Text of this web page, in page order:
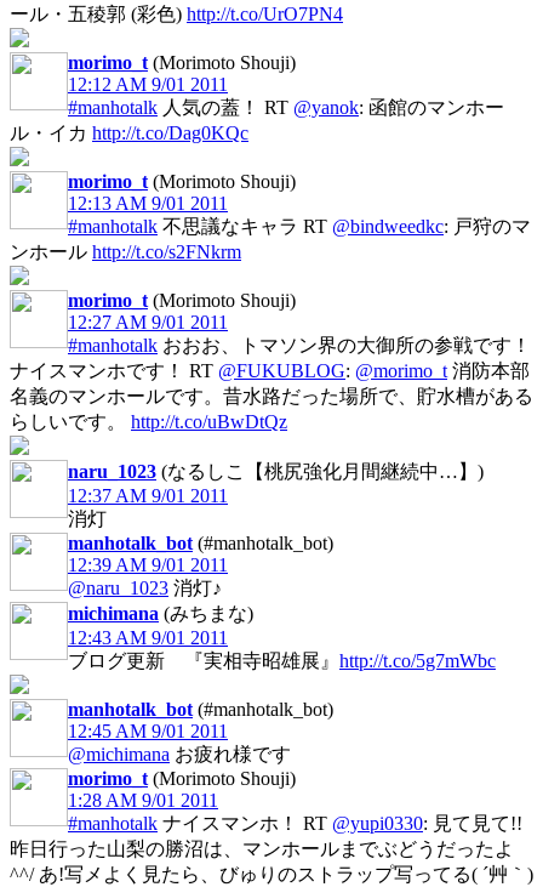
ール・五稜郭 (彩色) http://t.co/UrO7PN4
morimo_t (Morimoto Shouji)
12:12 AM 9/01 2011
#manhotalk 人気の蓋！ RT @yanok: 函館のマンホー
ル・イカ http://t.co/Dag0KQc
morimo_t (Morimoto Shouji)
12:13 AM 9/01 2011
#manhotalk 不思議なキャラ RT @bindweedkc: 戸狩のマ
ンホール http://t.co/s2FNkrm
morimo_t (Morimoto Shouji)
12:27 AM 9/01 2011
#manhotalk おおお、トマソン界の大御所の参戦です！
ナイスマンホです！ RT @FUKUBLOG: @morimo_t 消防本部
名義のマンホールです。昔水路だった場所で、貯水槽がある
らしいです。 http://t.co/uBwDtQz
naru_1023 (なるしこ【桃尻強化月間継続中…】)
12:37 AM 9/01 2011
消灯
manhotalk_bot (#manhotalk_bot)
12:39 AM 9/01 2011
@naru_1023 消灯♪
michimana (みちまな)
12:43 AM 9/01 2011
ブログ更新 『実相寺昭雄展』 http://t.co/5g7mWbc
manhotalk_bot (#manhotalk_bot)
12:45 AM 9/01 2011
@michimana お疲れ様です
morimo_t (Morimoto Shouji)
1:28 AM 9/01 2011
#manhotalk ナイスマンホ！ RT @yupi0330: 見て見て!!
昨日行った山梨の勝沼は、マンホールまでぶどうだったよ
^^/ あ!写メよく見たら、びゅりのストラップ写ってる( ´艸｀)